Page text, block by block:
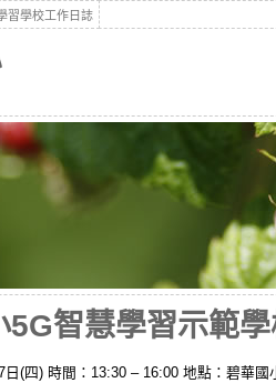
習學校工作日誌
5G智慧學習示範
日(四) 時間：13:30 – 16:00 地點：碧華